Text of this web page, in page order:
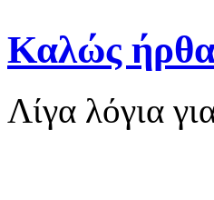
Καλώς
Λίγα λόγια